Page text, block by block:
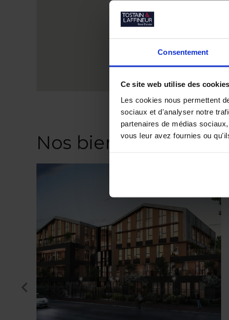
Consentement
Ce site web utilise des
Les cookies nous permettent
sociaux et d'analyser notre
partenaires de médias
vous leur avez fournies ou
Nos biens similaires